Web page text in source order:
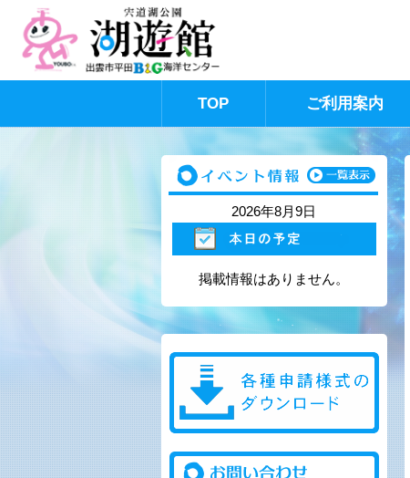
TOP ご利用案内
2026年8月9日
掲載情報はありません。